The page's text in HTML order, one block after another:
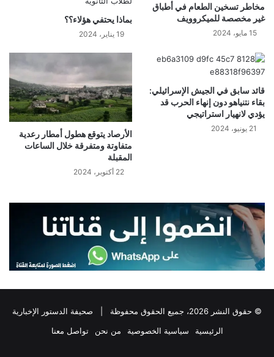
مخاطر تسخين الطعام في أطباق
غير مخصصة للميكروويف
15 مايو، 2024
بماذا يحتفي هؤلاء؟؟
19 يناير، 2024
قائد سابق في الجيش الإسرائيلي:
بقاء نتنياهو دون إنهاء الحرب قد
يؤدي لانهيار استراتيجي
21 يونيو، 2024
الأرصاد يتوقع هطول أمطار رعدية
متفاوتة ومتفرقة خلال الساعات
المقبلة
22 أكتوبر، 2024
© حقوق النشر 2026، جميع الحقوق محفوظة |
صحيفة الدستور الإخبارية
الرئيسية
سياسية الخصوصية من نحن تواصل معنا